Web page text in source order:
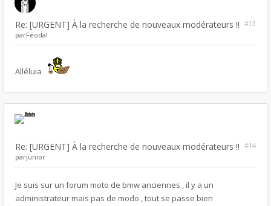
Re: [URGENT] À la recherche de nouveaux modérateurs !! #13
parFéodal
Alléluia
Re: [URGENT] À la recherche de nouveaux modérateurs !! #14
parjunior
Je suis sur un forum moto de bmw anciennes , il y a un
administrateur mais pas de modo , tout se passe bien